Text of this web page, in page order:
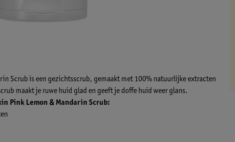
Scrub is een gezichtsscrub, gemaakt met 100% natuurlijke extracten
maakt je ruwe huid glad en geeft je doffe huid weer glans.
Pink Lemon & Mandarin Scrub: